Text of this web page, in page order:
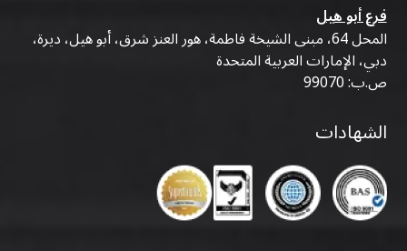
فرع أبو هيل
المحل 64، مبنى الشيخة فاطمة، هور العنز شرق، أبو هيل، ديرة،
دبي، الإمارات العربية المتحدة
ص.ب: 99070
الشهادات